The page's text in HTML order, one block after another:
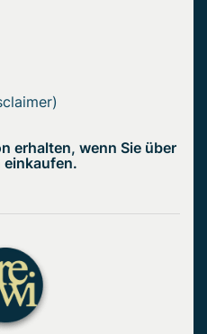
erhalten, wenn Sie über
einkaufen.